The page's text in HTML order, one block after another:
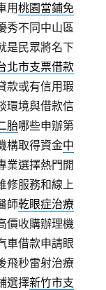
用桃園當鋪免
秀不同中山區
是民眾將名下
北市支票借款
款或有信用瑕
環境與借款信
胎哪些申辦第
構取得資金中
業選擇熱門開
修服務和線上
師乾眼症治療
價收購辦理機
車借款申請眼
飛秒雷射治療
選擇新竹市支